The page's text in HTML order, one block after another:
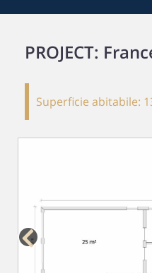
PROJECT:
Superficie abitabile: